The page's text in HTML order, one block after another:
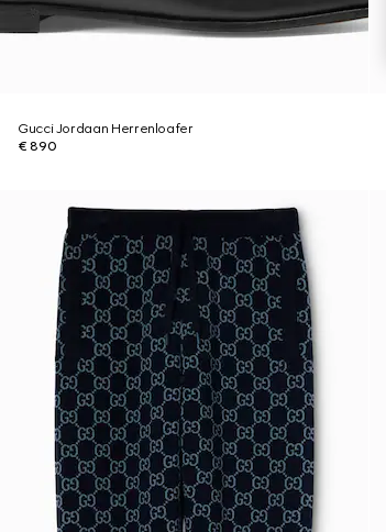
Gucci Jordaan Herrenloafer
€ 890